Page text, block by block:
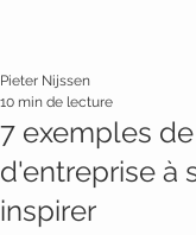
7 exemples
d'entreprise à
inspirer
Pieter Nijssen
10 min de lecture